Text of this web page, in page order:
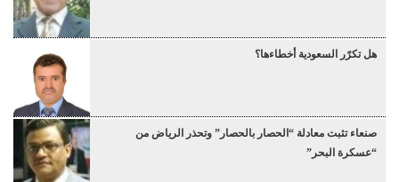
هل تكرّر السعودية أخطاءها؟
صنعاء تثبت معادلة “الحصار بالحصار” وتحذر الرياض من
“عسكرة البحر”